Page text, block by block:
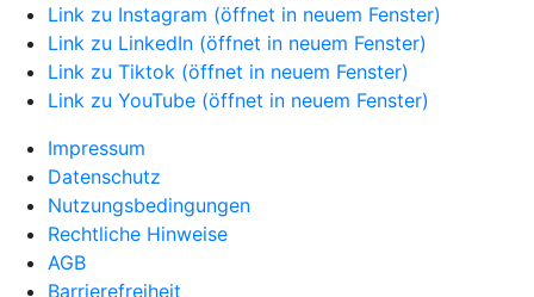
Link zu Instagram (öffnet in neuem Fenster)
Link zu LinkedIn (öffnet in neuem Fenster)
Link zu Tiktok (öffnet in neuem Fenster)
Link zu YouTube (öffnet in neuem Fenster)
Impressum
Datenschutz
Nutzungsbedingungen
Rechtliche Hinweise
AGB
Barrierefreiheit